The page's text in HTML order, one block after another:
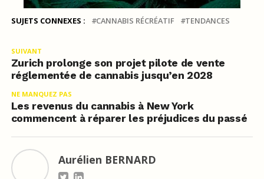
SUJETS CONNEXES : CANNABIS RÉCRÉATIF TENDANCES
SUIVANT
Zurich prolonge son projet pilote de vente
réglementée de cannabis jusqu’en 2028
NE MANQUEZ PAS
Les revenus du cannabis à New York
commencent à réparer les préjudices du passé
Aurélien BERNARD